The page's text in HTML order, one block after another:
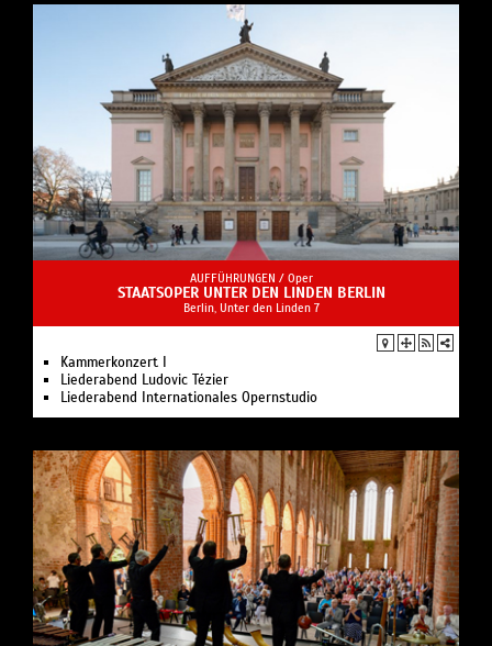
AUFFÜHRUNGEN / Oper
STAATSOPER UNTER DEN LINDEN BERLIN
Berlin, Unter den Linden 7
Kam­mer­kon­zert I
Liederabend Ludovic Tézier
Liederabend Internationales Opernstudio